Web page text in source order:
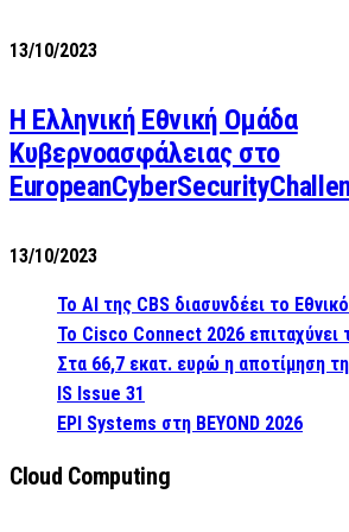
13/10/2023
Η Ελληνική Εθνική Ομάδα
Κυβερνοασφάλειας στο
13/10/2023
Το AI της CBS διασυνδέει το
Το Cisco Connect 2026 επιταχύνει
Στα 66,7 εκατ. ευρώ η αποτίμηση
IS Issue 31
EPI Systems στη BEYOND 2026
Cloud Computing